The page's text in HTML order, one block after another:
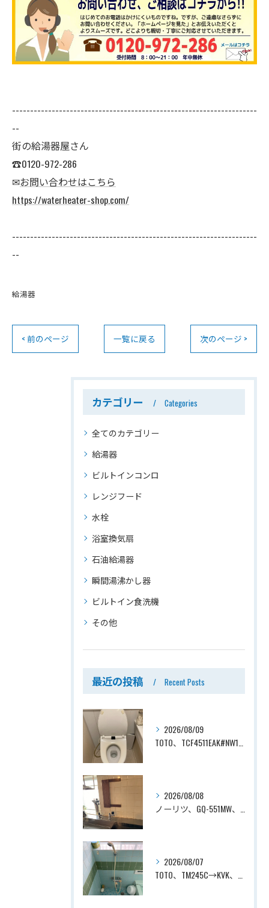
--------------------------------------------------------------------
--
街の給湯器屋さん
☎0120-972-286
✉お問い合わせはこちら
https://waterheater-shop.com/
--------------------------------------------------------------------
--
給湯器
< 前のページ 一覧に戻る 次のページ >
カテゴリー Categories
全てのカテゴリー
給湯器
ビルトインコンロ
レンジフード
水栓
浴室換気扇
石油給湯器
瞬間湯沸かし器
ビルトイン食洗機
その他
最近の投稿 Recent Posts
2026/08/09
2026/08/08
2026/08/07